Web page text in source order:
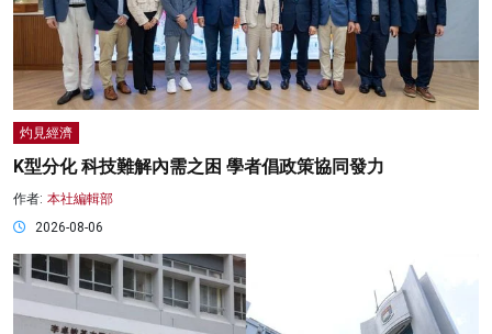
灼見經濟
K型分化 科技難解內需之困 學者倡政策協同發力
作者: 本社編輯部
2026-08-06